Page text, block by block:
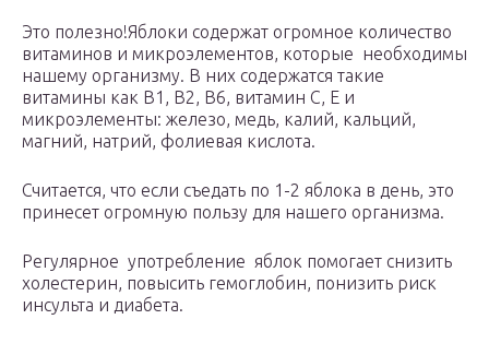
Это полезно!Яблоки содержат огромное количество
витаминов и микроэлементов, которые необходимы
нашему организму. В них содержатся такие
витамины как В1, В2, В6, витамин С, Е и
микроэлементы: железо, медь, калий, кальций,
магний, натрий, фолиевая кислота.
Считается, что если съедать по 1-2 яблока в день, это
принесет огромную пользу для нашего организма.
Регулярное употребление яблок помогает снизить
холестерин, повысить гемоглобин, понизить риск
инсульта и диабета.